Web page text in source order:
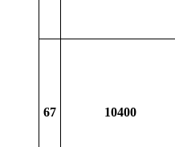
67 10400